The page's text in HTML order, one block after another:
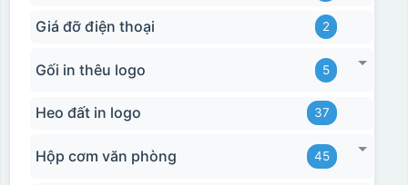
Hộp xi 2 cốc
Giá đỡ điện thoại 2
Gối in thêu logo 5
Heo đất in logo 37
Hộp cơm văn phòng 45